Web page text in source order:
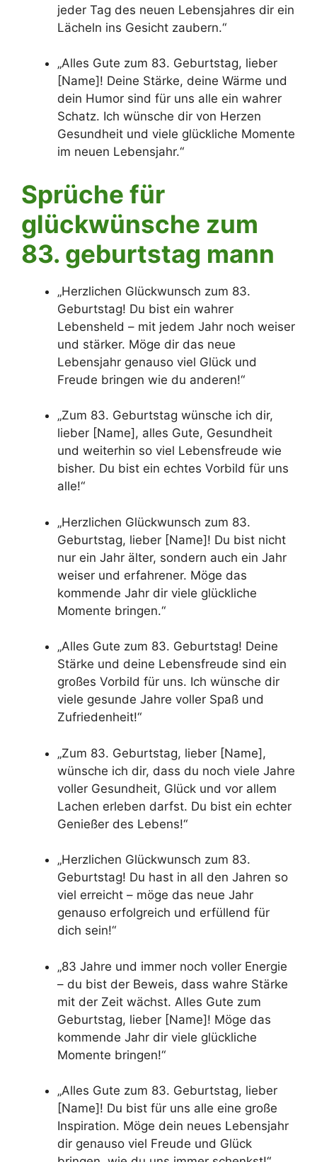
jeder Tag des neuen Lebensjahres dir ein
Lächeln ins Gesicht zaubern.“
„Alles Gute zum 83. Geburtstag, lieber
[Name]! Deine Stärke, deine Wärme und
dein Humor sind für uns alle ein wahrer
Schatz. Ich wünsche dir von Herzen
Gesundheit und viele glückliche Momente
im neuen Lebensjahr.“
Sprüche für
glückwünsche zum
83. geburtstag mann
„Herzlichen Glückwunsch zum 83.
Geburtstag! Du bist ein wahrer
Lebensheld – mit jedem Jahr noch weiser
und stärker. Möge dir das neue
Lebensjahr genauso viel Glück und
Freude bringen wie du anderen!“
„Zum 83. Geburtstag wünsche ich dir,
lieber [Name], alles Gute, Gesundheit
und weiterhin so viel Lebensfreude wie
bisher. Du bist ein echtes Vorbild für uns
alle!“
„Herzlichen Glückwunsch zum 83.
Geburtstag, lieber [Name]! Du bist nicht
nur ein Jahr älter, sondern auch ein Jahr
weiser und erfahrener. Möge das
kommende Jahr dir viele glückliche
Momente bringen.“
„Alles Gute zum 83. Geburtstag! Deine
Stärke und deine Lebensfreude sind ein
großes Vorbild für uns. Ich wünsche dir
viele gesunde Jahre voller Spaß und
Zufriedenheit!“
„Zum 83. Geburtstag, lieber [Name],
wünsche ich dir, dass du noch viele Jahre
voller Gesundheit, Glück und vor allem
Lachen erleben darfst. Du bist ein echter
Genießer des Lebens!“
„Herzlichen Glückwunsch zum 83.
Geburtstag! Du hast in all den Jahren so
viel erreicht – möge das neue Jahr
genauso erfolgreich und erfüllend für
dich sein!“
„83 Jahre und immer noch voller Energie
– du bist der Beweis, dass wahre Stärke
mit der Zeit wächst. Alles Gute zum
Geburtstag, lieber [Name]! Möge das
kommende Jahr dir viele glückliche
Momente bringen!“
„Alles Gute zum 83. Geburtstag, lieber
[Name]! Du bist für uns alle eine große
Inspiration. Möge dein neues Lebensjahr
dir genauso viel Freude und Glück